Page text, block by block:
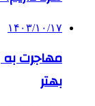
۱۴۰۳/۱۰/۱۷
مهاجرت
بهتر